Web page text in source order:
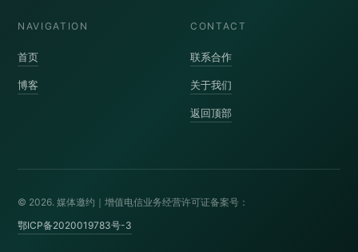
NAVIGATION
首页
博客
CONTACT
联系合作
关于我们
返回顶部
© 2026. 媒体邀约｜增值电信业务经营许可证备案号：
鄂ICP备2020019783号-3